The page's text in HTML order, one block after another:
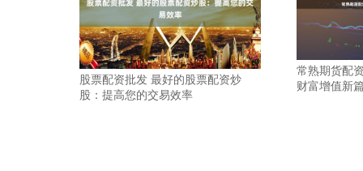
股票配资批发 最好的股票配资炒
股：提高您的交易效率
常熟期货配
财富增值新